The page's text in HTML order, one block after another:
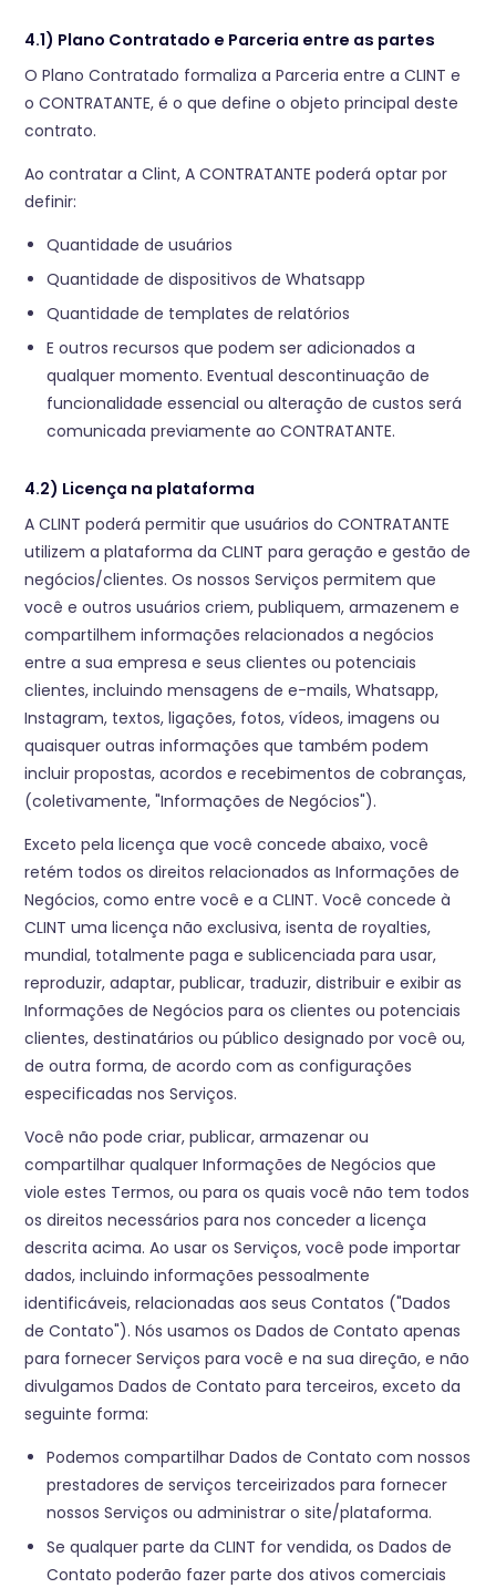
4.1) Plano Contratado e Parceria entre as partes
O Plano Contratado formaliza a Parceria entre a CLINT e
o CONTRATANTE, é o que define o objeto principal deste
contrato.
Ao contratar a Clint, A CONTRATANTE poderá optar por
definir:
Quantidade de usuários
Quantidade de dispositivos de Whatsapp
Quantidade de templates de relatórios
E outros recursos que podem ser adicionados a
qualquer momento. Eventual descontinuação de
funcionalidade essencial ou alteração de custos será
comunicada previamente ao CONTRATANTE.
4.2) Licença na plataforma
A CLINT poderá permitir que usuários do CONTRATANTE
utilizem a plataforma da CLINT para geração e gestão de
negócios/clientes. Os nossos Serviços permitem que
você e outros usuários criem, publiquem, armazenem e
compartilhem informações relacionados a negócios
entre a sua empresa e seus clientes ou potenciais
clientes, incluindo mensagens de e-mails, Whatsapp,
Instagram, textos, ligações, fotos, vídeos, imagens ou
quaisquer outras informações que também podem
incluir propostas, acordos e recebimentos de cobranças,
(coletivamente, "Informações de Negócios").
Exceto pela licença que você concede abaixo, você
retém todos os direitos relacionados as Informações de
Negócios, como entre você e a CLINT. Você concede à
CLINT uma licença não exclusiva, isenta de royalties,
mundial, totalmente paga e sublicenciada para usar,
reproduzir, adaptar, publicar, traduzir, distribuir e exibir as
Informações de Negócios para os clientes ou potenciais
clientes, destinatários ou público designado por você ou,
de outra forma, de acordo com as configurações
especificadas nos Serviços.
Você não pode criar, publicar, armazenar ou
compartilhar qualquer Informações de Negócios que
viole estes Termos, ou para os quais você não tem todos
os direitos necessários para nos conceder a licença
descrita acima. Ao usar os Serviços, você pode importar
dados, incluindo informações pessoalmente
identificáveis, relacionadas aos seus Contatos ("Dados
de Contato"). Nós usamos os Dados de Contato apenas
para fornecer Serviços para você e na sua direção, e não
divulgamos Dados de Contato para terceiros, exceto da
seguinte forma:
Podemos compartilhar Dados de Contato com nossos
prestadores de serviços terceirizados para fornecer
nossos Serviços ou administrar o site/plataforma.
Se qualquer parte da CLINT for vendida, os Dados de
Contato poderão fazer parte dos ativos comerciais